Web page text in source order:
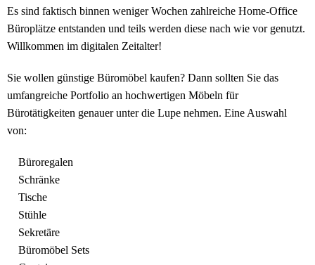
Es sind faktisch binnen weniger Wochen zahlreiche Home-Office
Büroplätze entstanden und teils werden diese nach wie vor genutzt.
Willkommen im digitalen Zeitalter!
Sie wollen günstige Büromöbel kaufen? Dann sollten Sie das
umfangreiche Portfolio an hochwertigen Möbeln für
Bürotätigkeiten genauer unter die Lupe nehmen. Eine Auswahl
von:
Büroregalen
Schränke
Tische
Stühle
Sekretäre
Büromöbel Sets